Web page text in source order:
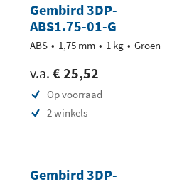
Gembird 3DP-
ABS1.75-01-G
ABS 1,75 mm 1 kg Groen
v.a. € 25,52
Op voorraad
2 winkels
Gembird 3DP-